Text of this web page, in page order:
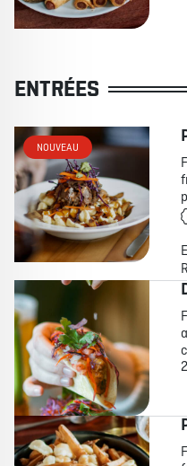
ENTRÉES
NOUVEAU
2